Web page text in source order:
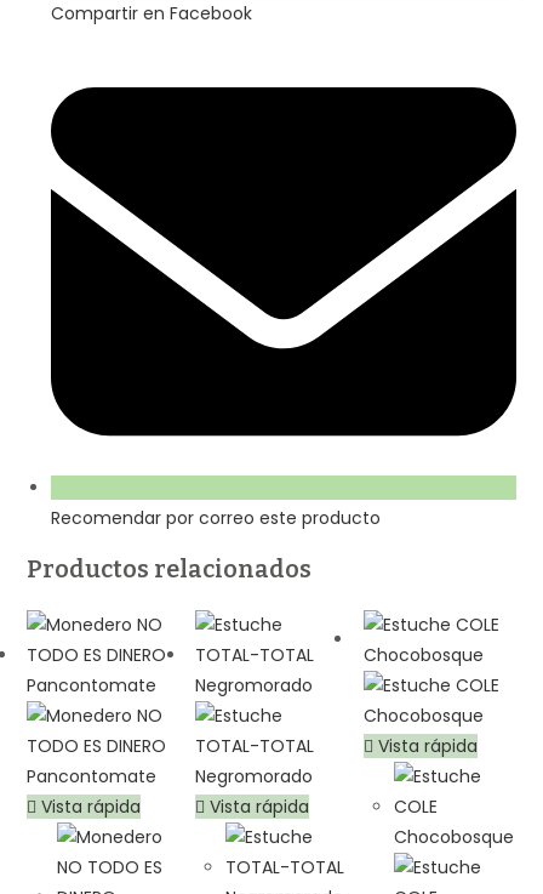
Compartir en Facebook
Recomendar por correo este producto
Productos relacionados
Vista rápida Vista rápida
Vista rápida